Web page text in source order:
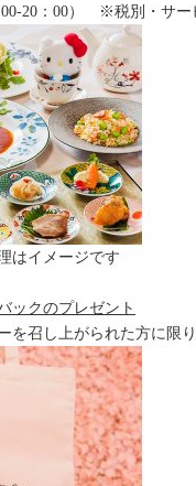
：00） ※税別・サー
イメージです
ックのプレゼント
を召し上がられた方に限